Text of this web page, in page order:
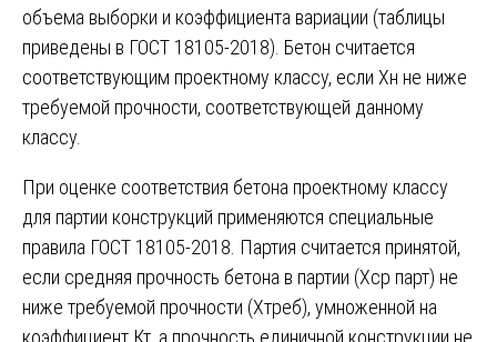
объема выборки и коэффициента вариации (таблицы
приведены в ГОСТ 18105-2018). Бетон считается
соответствующим проектному классу, если Xн не ниже
требуемой прочности, соответствующей данному
классу.
При оценке соответствия бетона проектному классу
для партии конструкций применяются специальные
правила ГОСТ 18105-2018. Партия считается принятой,
если средняя прочность бетона в партии (Xср парт) не
ниже требуемой прочности (Xтреб), умноженной на
коэффициент Кт, а прочность единичной конструкции не